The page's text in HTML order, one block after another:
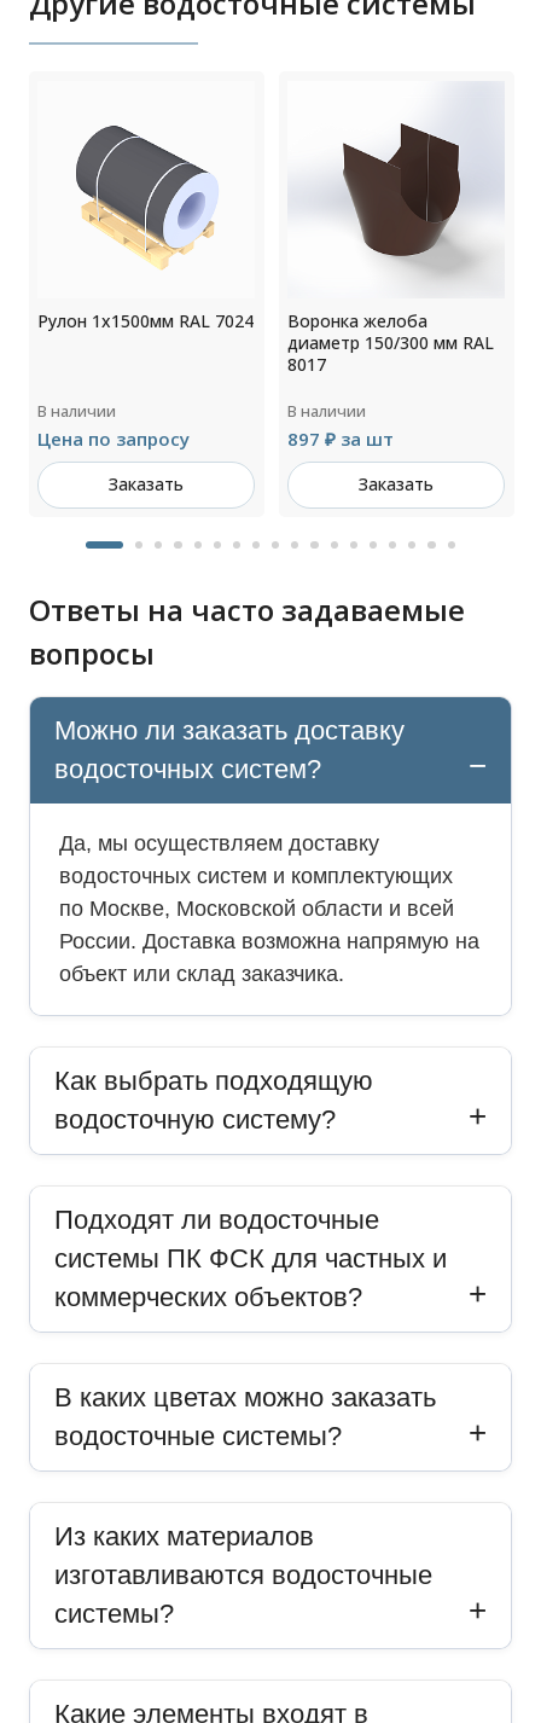
Рулон 1x1500мм RAL 7024
В наличии
Цена по запросу
Заказать
Воронка желоба
диаметр 150/300 мм RAL
8017
В наличии
897 ₽ за шт
Заказать
Ответы на часто задаваемые
вопросы
Можно ли заказать доставку
водосточных систем?
Да, мы осуществляем доставку
водосточных систем и комплектующих
по Москве, Московской области и всей
России. Доставка возможна напрямую на
объект или склад заказчика.
Как выбрать подходящую
водосточную систему?
Подходят ли водосточные
системы ПК ФСК для частных и
коммерческих объектов?
В каких цветах можно заказать
водосточные системы?
Из каких материалов
изготавливаются водосточные
системы?
Какие элементы входят в